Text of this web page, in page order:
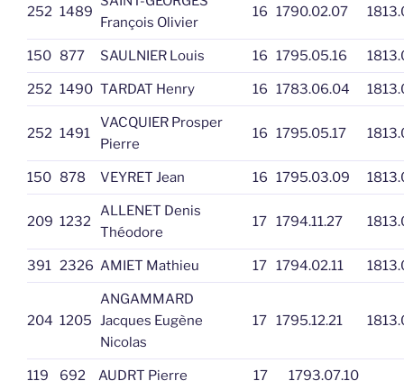
252 1489
François Olivier
16 1790.02.07
150 877 SAULNIER Louis 16 1795.05.16
252 1490 TARDAT Henry 16 1783.06.04
252 1491
VACQUIER Prosper
Pierre
16 1795.05.17
150 878 VEYRET Jean 16 1795.03.09
209 1232
ALLENET Denis
Théodore
17 1794.11.27
391 2326 AMIET Mathieu 17 1794.02.11
204 1205
ANGAMMARD
Jacques Eugène
Nicolas
17 1795.12.21
119 692 AUDRT Pierre 17 1793.07.10